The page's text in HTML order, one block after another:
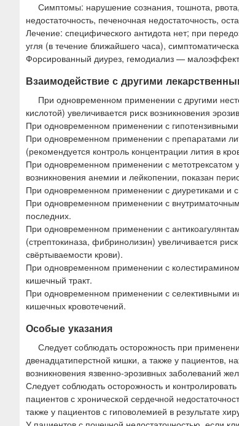
Симптомы: нарушение сознания, тошнота,
недостаточность, печеночная недостаточность,
Лечение: специфического антидота нет; при
угля (в течение ближайшего часа),
Форсированный диурез, гемодиализ —
Взаимодействие с другими
При одновременном применении с другими
кислотой) увеличивается риск возникновения
При одновременном применении с
При одновременном применении с препаратами
(рекомендуется контроль концентрации лития в
При одновременном применении с метотрексатом
возникновения анемии и лейкопении, показан
При одновременном применении с диуретиками и с
При одновременном применении с
последних.
При одновременном применении с
(стрептокиназа, фибринолизин) увеличивается
свёртываемости крови).
При одновременном применении с
кишечный тракт.
При одновременном применении с селективными
кишечных кровотечений.
Особые указания
Следует соблюдать осторожность при
двенадцатиперстной кишки, а также у пациентов,
возникновения язвенно-эрозивных заболеваний
Следует соблюдать осторожность и
пациентов с хронической сердечной
также у пациентов с гиповолемией в результате